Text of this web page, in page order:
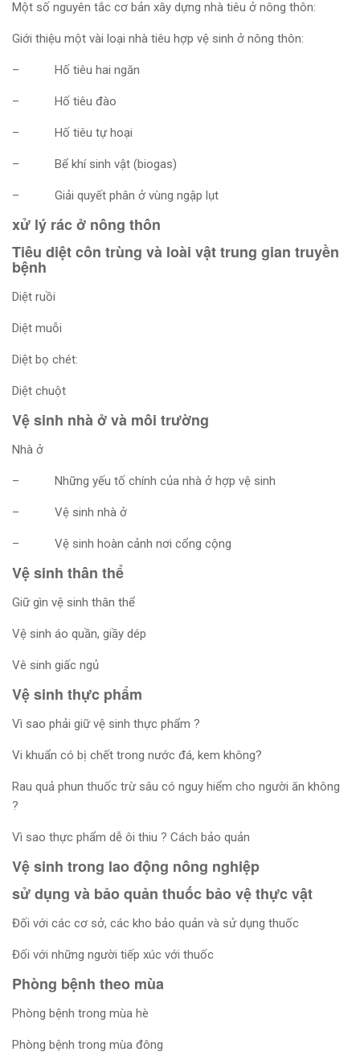
Một số nguyên tắc cơ bản xây dựng nhà tiêu ở nông thôn:
Giới thiệu một vài loại nhà tiêu hợp vệ sinh ở nông thôn:
– Hố tiêu hai ngăn
– Hố tiêu đào
– Hố tiêu tự hoại
– Bể khí sinh vật (biogas)
– Giải quyết phân ở vùng ngập lụt
xử lý rác ở nông thôn
Tiêu diệt côn trùng và loài vật trung gian truyền
bệnh
Diệt ruồi
Diệt muỗi
Diệt bọ chét:
Diệt chuột
Vệ sinh nhà ở và môi trường
Nhà ở
– Những yếu tố chính của nhà ở hợp vệ sinh
– Vệ sinh nhà ở
– Vệ sinh hoàn cảnh nơi cổng cộng
Vệ sinh thân thể
Giữ gìn vệ sinh thân thể
Vệ sinh áo quần, giầy dép
Vê sinh giấc ngủ
Vệ sinh thực phẩm
Vì sao phải giữ vệ sinh thực phẩm ?
Vi khuẩn có bị chết trong nước đá, kem không?
Rau quả phun thuốc trừ sâu có nguy hiểm cho người ăn không
?
Vì sao thực phẩm dễ ôi thiu ? Cách bảo quản
Vệ sinh trong lao động nông nghiệp
sử dụng và bảo quản thuốc bảo vệ thực vật
Đối với các cơ sở, các kho bảo quản và sử dụng thuốc
Đối với những người tiếp xúc với thuốc
Phòng bệnh theo mùa
Phòng bệnh trong mùa hè
Phòng bệnh trong mùa đông